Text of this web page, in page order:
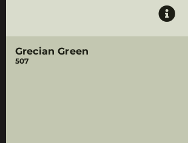
Grecian Green
507